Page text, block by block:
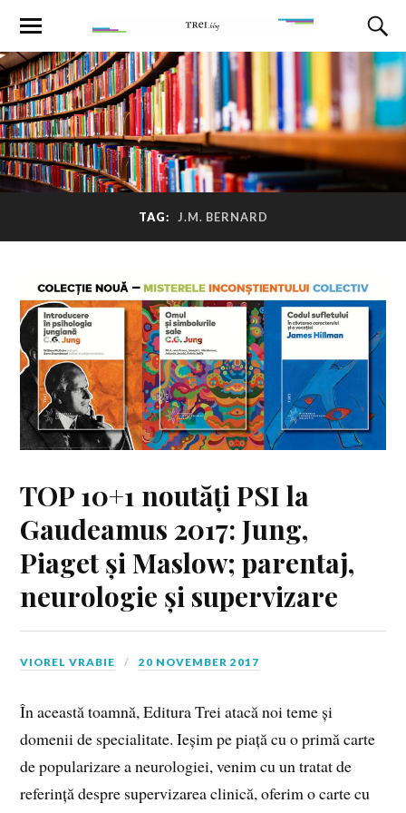
TAG: J.M. BERNARD
TOP 10+1 noutăți PSI la
Gaudeamus 2017: Jung,
Piaget și Maslow; parentaj,
neurologie și supervizare
VIOREL VRABIE 20 NOVEMBER 2017
În această toamnă, Editura Trei atacă noi teme și
domenii de specialitate. Ieșim pe piață cu o primă carte
de popularizare a neurologiei, venim cu un tratat de
referință despre supervizarea clinică, oferim o carte cu